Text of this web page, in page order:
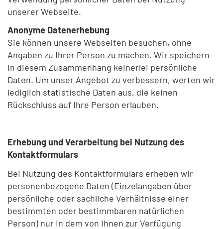
unserer Webseite.
Anonyme Datenerhebung
Sie können unsere Webseiten besuchen, ohne
Angaben zu Ihrer Person zu machen. Wir speichern
in diesem Zusammenhang keinerlei persönliche
Daten. Um unser Angebot zu verbessern, werten wir
lediglich statistische Daten aus, die keinen
Rückschluss auf Ihre Person erlauben.
Erhebung und Verarbeitung bei Nutzung des
Kontaktformulars
Bei Nutzung des Kontaktformulars erheben wir
personenbezogene Daten (Einzelangaben über
persönliche oder sachliche Verhältnisse einer
bestimmten oder bestimmbaren natürlichen
Person) nur in dem von Ihnen zur Verfügung